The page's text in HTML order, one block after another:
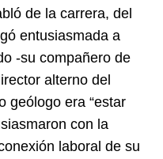
de la carrera, del
entusiasmada a
-su compañero de
alterno del
geólogo era “estar
con la
laboral de su